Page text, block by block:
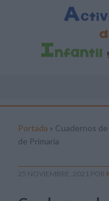
Portada » Cuadernos
de Primaria
25 NOVIEMBRE, 2021 POR